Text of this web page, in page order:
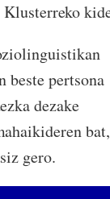
Klusterreko
beste pertsona
dezake
bat,
gero.